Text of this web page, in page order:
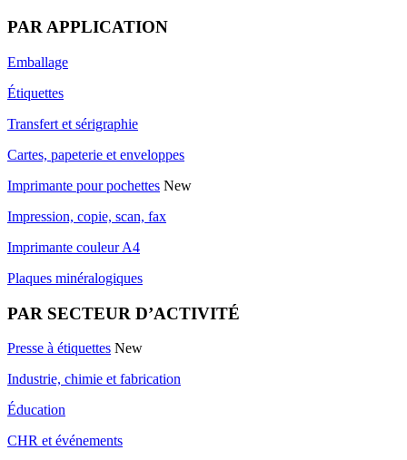
PAR APPLICATION
Emballage
Étiquettes
Transfert et sérigraphie
Cartes, papeterie et enveloppes
Imprimante pour pochettes New
Impression, copie, scan, fax
Imprimante couleur A4
Plaques minéralogiques
PAR SECTEUR D’ACTIVITÉ
Presse à étiquettes New
Industrie, chimie et fabrication
Éducation
CHR et événements